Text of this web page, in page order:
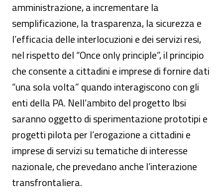
amministrazione, a incrementare la
semplificazione, la trasparenza, la sicurezza e
l’efficacia delle interlocuzioni e dei servizi resi,
nel rispetto del “Once only principle”, il principio
che consente a cittadini e imprese di fornire dati
“una sola volta” quando interagiscono con gli
enti della PA. Nell’ambito del progetto Ibsi
saranno oggetto di sperimentazione prototipi e
progetti pilota per l’erogazione a cittadini e
imprese di servizi su tematiche di interesse
nazionale, che prevedano anche l’interazione
transfrontaliera.